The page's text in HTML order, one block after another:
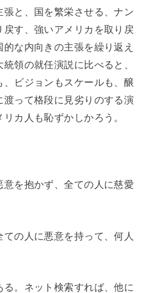
と、国を繁栄させる、ナン
す、強いアメリカを取り戻
な内向きの主張を繰り返え
領の就任演説に比べると、
ビジョンもスケールも、醸
渡って格段に見劣りのする演
カ人も恥ずかしかろう。
意を抱かず、全ての人に慈愛
ての人に悪意を持って、何人
。ネット検索すれば、他に